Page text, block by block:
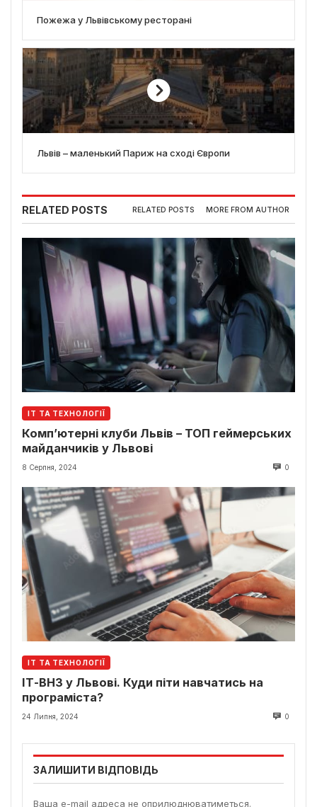
Пожежа у Львівському ресторані
Львів – маленький Париж на сході Європи
RELATED POSTS RELATED POSTS MORE FROM AUTHOR
ІТ ТА ТЕХНОЛОГІЇ
Комп’ютерні клуби Львів – ТОП геймерських
майданчиків у Львові
8 Серпня, 2024 0
ІТ ТА ТЕХНОЛОГІЇ
ІТ-ВНЗ у Львові. Куди піти навчатись на
програміста?
24 Липня, 2024 0
ЗАЛИШИТИ ВІДПОВІДЬ
Ваша e-mail адреса не оприлюднюватиметься.